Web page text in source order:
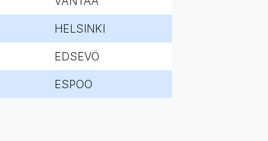
HELSINKI
EDSEVÖ
ESPOO